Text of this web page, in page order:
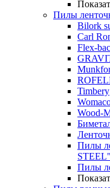
Пилы
Bilork
Carl
Flex-
Timbery
Wood-
Пилы
Пилы